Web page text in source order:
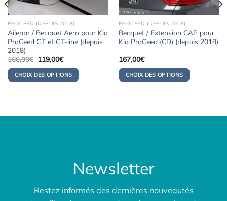
PROCEED (DEPUIS 2018)
Aileron / Becquet Aero pour Kia
ProCeed GT et GT-line (depuis
2018)
166,00€ Le
initial
était :
166,00€.
119,00€Le
actuel
est :
119,00€.
CHOIX DES OPTIONS
PROCEED (DEPUIS 2018)
Becquet / Extension CAP pour
Kia ProCeed (CD) (depuis 2018)
167,00€
CHOIX DES OPTIONS
Newsletter
Restez informés des dernières nouveautés